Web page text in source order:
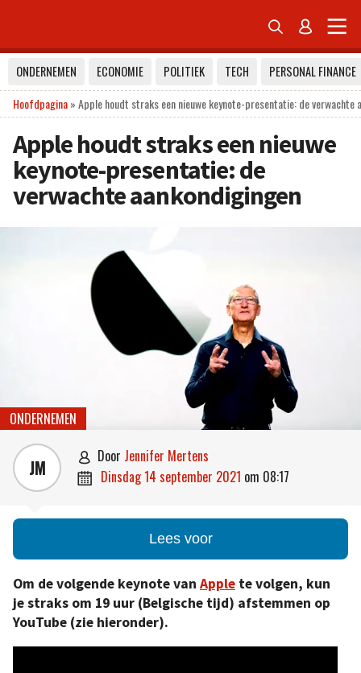
 
ONDERNEMEN ECONOMIE POLITIEK TECH
PERSONAL FINANCE
Hoofdpagina»Apple houdt straks een nieuwe keynote-presentatie: de verwachte
Apple houdt straks een nieuwe
keynote-presentatie: de
verwachte aankondigingen
ONDERNEMEN
JM  door Jennifer Mertens
 dinsdag 14 september 2021 om 08:17
Lees voor
Om de volgende keynote van Apple te volgen, kun
je straks om 19 uur (Belgische tijd) afstemmen op
YouTube (zie hieronder).